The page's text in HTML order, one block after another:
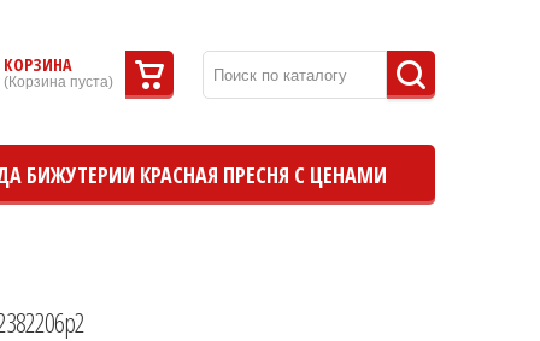
КОРЗИНА
(Корзина пуста)
БИЖУТЕРИИ КРАСНАЯ ПРЕСНЯ С ЦЕНАМИ